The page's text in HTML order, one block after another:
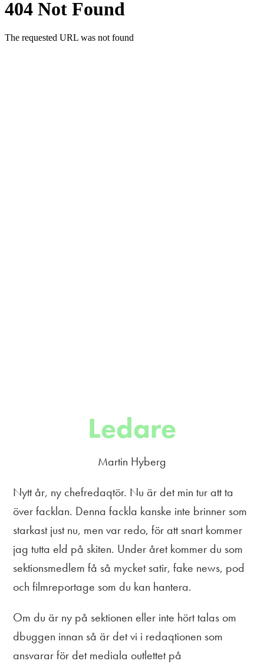
Ledare
Martin Hyberg
Nytt år, ny chefredaqtör. Nu är det min tur att ta
över facklan. Denna fackla kanske inte brinner som
starkast just nu, men var redo, för att snart kommer
jag tutta eld på skiten. Under året kommer du som
sektionsmedlem få så mycket satir, fake news, pod
och filmreportage som du kan hantera.
Om du är ny på sektionen eller inte hört talas om
dbuggen innan så är det vi i redaqtionen som
ansvarar för det mediala outlettet på